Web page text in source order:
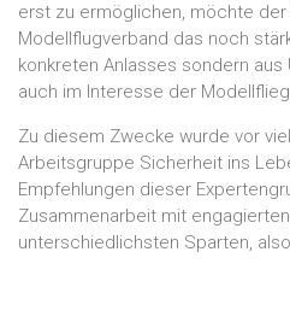
erst zu ermöglichen, möchte
Modellflugverband das noch
konkreten Anlasses sondern
auch im Interesse der
Zu diesem Zwecke wurde vor
Arbeitsgruppe Sicherheit ins
Empfehlungen dieser
Zusammenarbeit mit
unterschiedlichsten Sparten,